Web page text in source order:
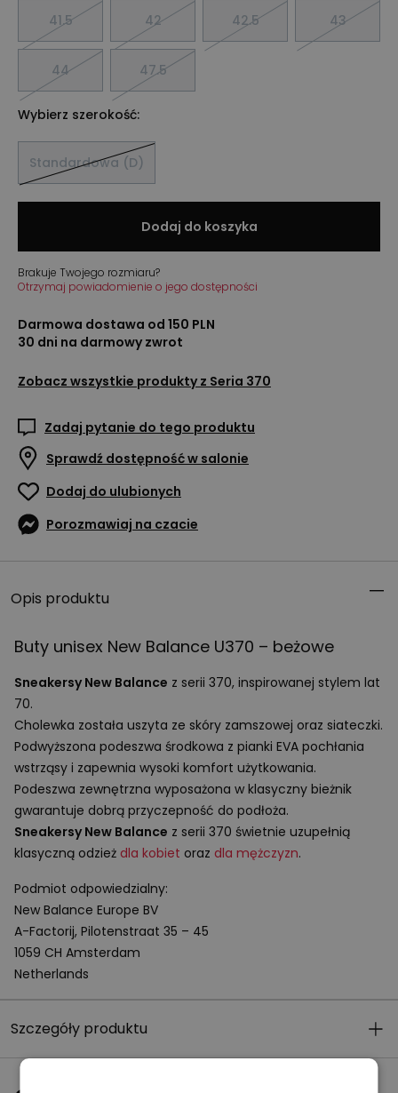
41.5 42 42.5 43
44 47.5
Wybierz szerokość:
Standardowa (D)
Dodaj do koszyka
Brakuje Twojego rozmiaru?
Otrzymaj powiadomienie o jego dostępności
Darmowa dostawa od 150 PLN
30 dni na darmowy zwrot
Zobacz wszystkie produkty z Seria 370
Zadaj pytanie do tego produktu
Sprawdź dostępność w salonie
Dodaj do ulubionych
Porozmawiaj na czacie
Opis produktu
Buty unisex New Balance U370 – beżowe
Sneakersy New Balance z serii 370, inspirowanej stylem lat
70.
Cholewka została uszyta ze skóry zamszowej oraz siateczki.
Podwyższona podeszwa środkowa z pianki EVA pochłania
wstrząsy i zapewnia wysoki komfort użytkowania.
Podeszwa zewnętrzna wyposażona w klasyczny bieżnik
gwarantuje dobrą przyczepność do podłoża.
Sneakersy New Balance z serii 370 świetnie uzupełnią
klasyczną odzież dla kobiet oraz dla mężczyzn.
Podmiot odpowiedzialny:
New Balance Europe BV
A-Factorij, Pilotenstraat 35 – 45
1059 CH Amsterdam
Netherlands
Szczegóły produktu